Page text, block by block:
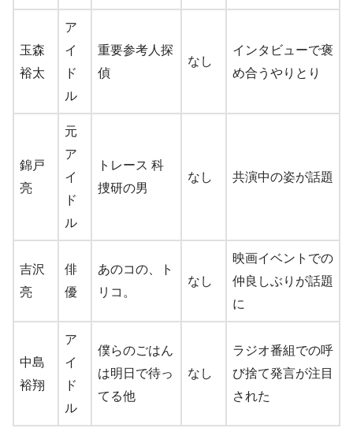
玉森
裕太
ア
イ
ド
ル
重要参考人探
偵
なし
インタビューで褒
め合うやりとり
錦戸
亮
元
ア
イ
ド
ル
トレース 科
捜研の男
なし 共演中の姿が話題
吉沢
亮
俳
優
あのコの、ト
リコ。
なし
映画イベントでの
仲良しぶりが話題
に
中島
裕翔
ア
イ
ド
ル
僕らのごはん
は明日で待っ
てる他
なし
ラジオ番組での呼
び捨て発言が注目
された